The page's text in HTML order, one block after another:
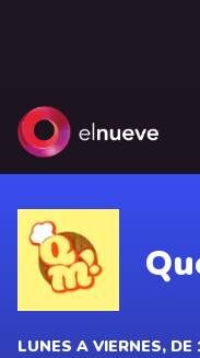
LUNES A VIERNES, DE